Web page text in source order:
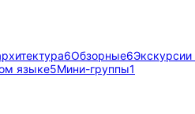
6Обзорные6
языке5Мини-группы1